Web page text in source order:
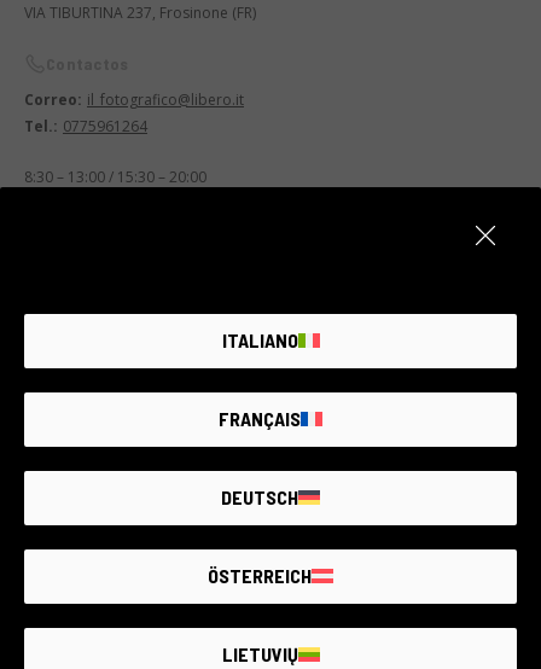
VIA TIBURTINA 237, Frosinone (FR)
Correo: il_fotografico@libero.it
Tel.: 0775961264
8:30 – 13:00 / 15:30 – 20:00
ITALIANO
FRANÇAIS
DEUTSCH
ÖSTERREICH
LIETUVIŲ